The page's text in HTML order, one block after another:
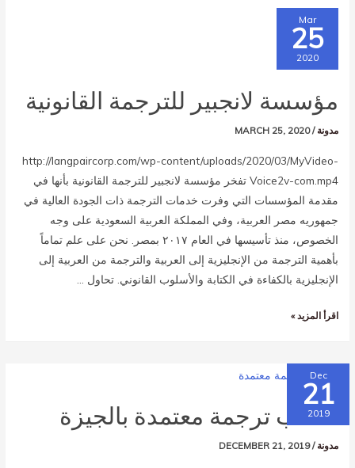
Mar
25
2020
مؤسسة لانجبير للترجمة القانونية
مدونة /
MARCH 25, 2020
http://langpaircorp.com/wp-content/uploads/2020/03/MyVideo-
Voice2v-com.mp4 تفخر مؤسسة لانجبير للترجمة القانونية بأنها في
مقدمة المؤسسات التي وفرت خدمات الترجمة ذات الجودة العالية في
جمهوريه مصر العربية، وفي المملكة العربية السعودية على وجه
الخصوص، منذ تأسيسها في العام ٢٠١٧ بمصر. نحن على علم تماماً
بأهمية الترجمة من الإنجليزية إلى العربية والترجمة من العربية إلى
الإنجليزية بالكفاءة في الكتابة والأسلوب القانوني. تحاول …
اقرأ المزيد »
Dec
21
2019
مكاتب ترجمة معتمدة بالجيزة
مدونة /
DECEMBER 21, 2019